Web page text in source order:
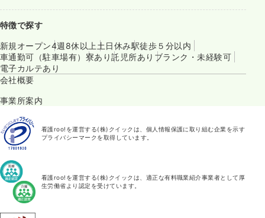
特徴で探す
新規オープン4週8休以上 土日休み駅徒歩５分以内
車通勤可（駐車場有） 寮あり託児所あり ブランク・未経験可
電子カルテあり
会社概要
事業所案内
看護roo!を運営する(株)クイックは、個人情報保護に取り組む企業を示す
プライバシーマークを取得しています。
看護roo!を運営する(株)クイックは、適正な有料職業紹介事業者として厚
生労働省より認定を受けています。